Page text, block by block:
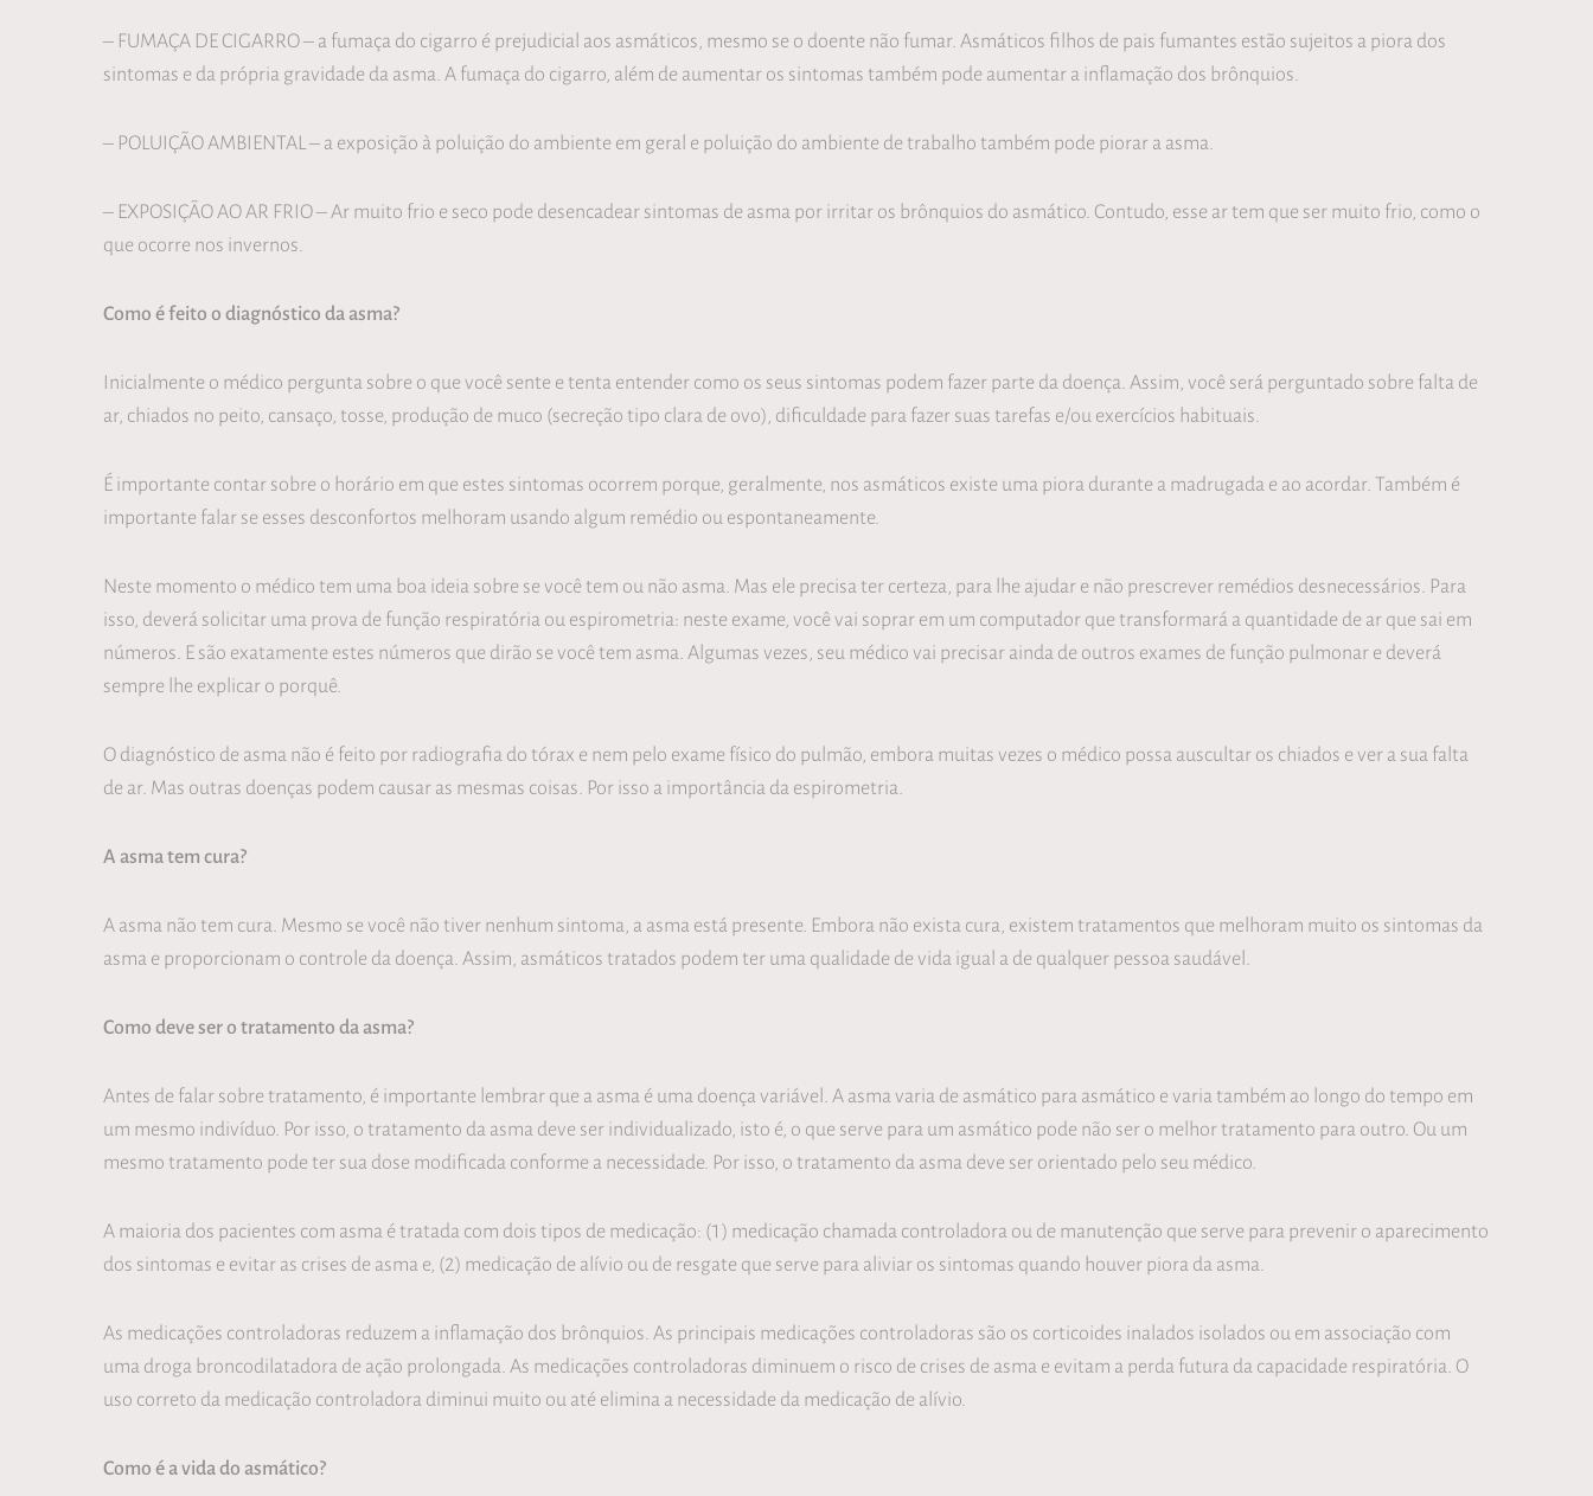
– FUMAÇA DE CIGARRO – a fumaça do cigarro é prejudicial aos asmáticos, mesmo se o doente não fumar. Asmáticos filhos de pais fumantes estão sujeitos a piora dos
sintomas e da própria gravidade da asma. A fumaça do cigarro, além de aumentar os sintomas também pode aumentar a inflamação dos brônquios.
– POLUIÇÃO AMBIENTAL – a exposição à poluição do ambiente em geral e poluição do ambiente de trabalho também pode piorar a asma.
– EXPOSIÇÃO AO AR FRIO – Ar muito frio e seco pode desencadear sintomas de asma por irritar os brônquios do asmático. Contudo, esse ar tem que ser muito frio, como o
que ocorre nos invernos.
Como é feito o diagnóstico da asma?
Inicialmente o médico pergunta sobre o que você sente e tenta entender como os seus sintomas podem fazer parte da doença. Assim, você será perguntado sobre falta de
ar, chiados no peito, cansaço, tosse, produção de muco (secreção tipo clara de ovo), dificuldade para fazer suas tarefas e/ou exercícios habituais.
É importante contar sobre o horário em que estes sintomas ocorrem porque, geralmente, nos asmáticos existe uma piora durante a madrugada e ao acordar. Também é
importante falar se esses desconfortos melhoram usando algum remédio ou espontaneamente.
Neste momento o médico tem uma boa ideia sobre se você tem ou não asma. Mas ele precisa ter certeza, para lhe ajudar e não prescrever remédios desnecessários. Para
isso, deverá solicitar uma prova de função respiratória ou espirometria: neste exame, você vai soprar em um computador que transformará a quantidade de ar que sai em
números. E são exatamente estes números que dirão se você tem asma. Algumas vezes, seu médico vai precisar ainda de outros exames de função pulmonar e deverá
sempre lhe explicar o porquê.
O diagnóstico de asma não é feito por radiografia do tórax e nem pelo exame físico do pulmão, embora muitas vezes o médico possa auscultar os chiados e ver a sua falta
de ar. Mas outras doenças podem causar as mesmas coisas. Por isso a importância da espirometria.
A asma tem cura?
A asma não tem cura. Mesmo se você não tiver nenhum sintoma, a asma está presente. Embora não exista cura, existem tratamentos que melhoram muito os sintomas da
asma e proporcionam o controle da doença. Assim, asmáticos tratados podem ter uma qualidade de vida igual a de qualquer pessoa saudável.
Como deve ser o tratamento da asma?
Antes de falar sobre tratamento, é importante lembrar que a asma é uma doença variável. A asma varia de asmático para asmático e varia também ao longo do tempo em
um mesmo indivíduo. Por isso, o tratamento da asma deve ser individualizado, isto é, o que serve para um asmático pode não ser o melhor tratamento para outro. Ou um
mesmo tratamento pode ter sua dose modificada conforme a necessidade. Por isso, o tratamento da asma deve ser orientado pelo seu médico.
A maioria dos pacientes com asma é tratada com dois tipos de medicação: (1) medicação chamada controladora ou de manutenção que serve para prevenir o aparecimento
dos sintomas e evitar as crises de asma e, (2) medicação de alívio ou de resgate que serve para aliviar os sintomas quando houver piora da asma.
As medicações controladoras reduzem a inflamação dos brônquios. As principais medicações controladoras são os corticoides inalados isolados ou em associação com
uma droga broncodilatadora de ação prolongada. As medicações controladoras diminuem o risco de crises de asma e evitam a perda futura da capacidade respiratória. O
uso correto da medicação controladora diminui muito ou até elimina a necessidade da medicação de alívio.
Como é a vida do asmático?